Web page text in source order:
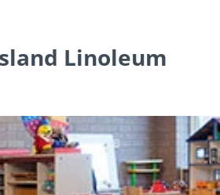
Linoleum